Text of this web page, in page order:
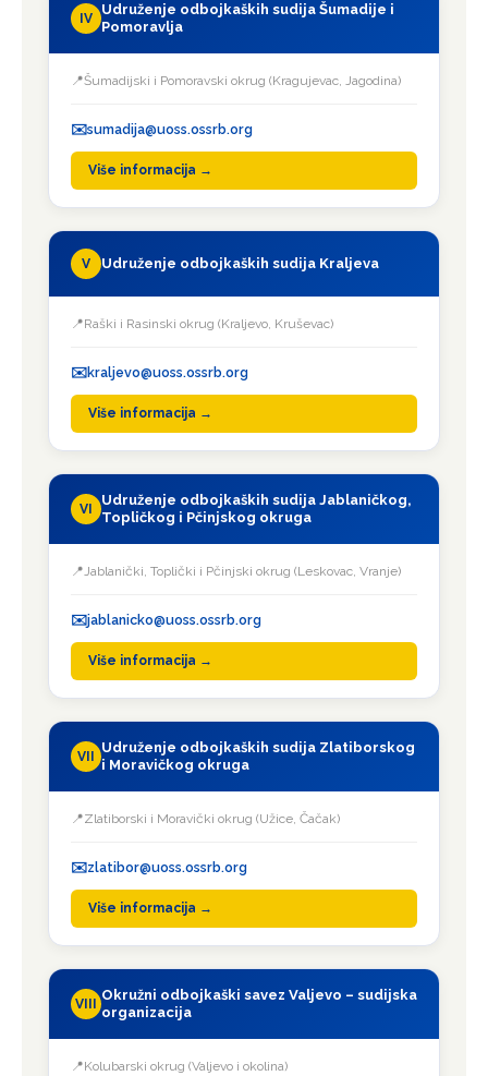
IV
Udruženje odbojkaških sudija Šumadije i
Pomoravlja
Šumadijski i Pomoravski okrug (Kragujevac, Jagodina)
sumadija@uoss.ossrb.org
Više informacija →
V Udruženje odbojkaških sudija Kraljeva
Raški i Rasinski okrug (Kraljevo, Kruševac)
kraljevo@uoss.ossrb.org
Više informacija →
VI
Udruženje odbojkaških sudija Jablaničkog,
Topličkog i Pčinjskog okruga
Jablanički, Toplički i Pčinjski okrug (Leskovac, Vranje)
jablanicko@uoss.ossrb.org
Više informacija →
VII
Udruženje odbojkaških sudija Zlatiborskog
i Moravičkog okruga
Zlatiborski i Moravički okrug (Užice, Čačak)
zlatibor@uoss.ossrb.org
Više informacija →
VIII
Okružni odbojkaški savez Valjevo – sudijska
organizacija
Kolubarski okrug (Valjevo i okolina)